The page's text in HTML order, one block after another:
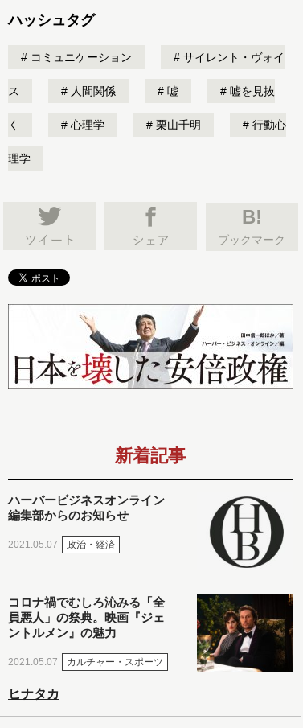
ハッシュタグ
コミュニケーション サイレント・ヴォイ
ス 人間関係 嘘 嘘を見抜
く 心理学 栗山千明 行動心
理学
B!
ブックマーク
新着記事
ハーバービジネスオンライン
編集部からのお知らせ
2021.05.07 政治・経済
コロナ禍でむしろ沁みる「全
員悪人」の祭典。映画『ジェ
ントルメン』の魅力
2021.05.07 カルチャー・スポーツ
ヒナタカ